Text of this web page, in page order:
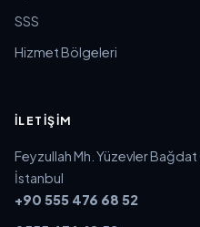
SSS
Hizmet Bölgeleri
İLETIŞIM
Feyzullah Mh. Yüzevler
İstanbul
+90 555 476 68 52